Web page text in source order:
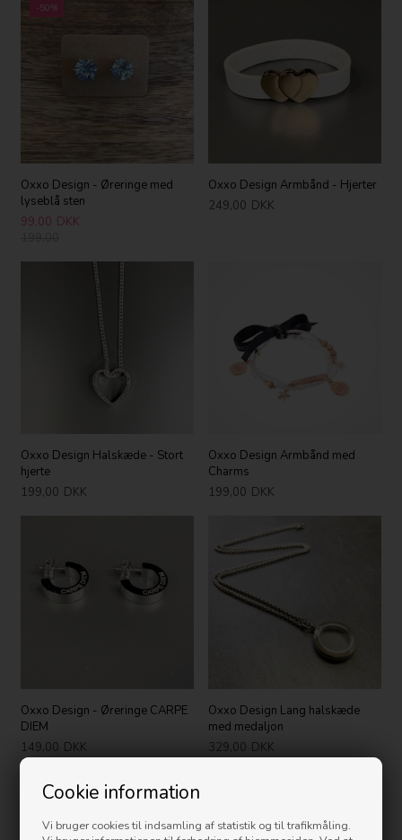
Cookie information
Vi bruger cookies til indsamling af statistik og til trafikmåling.
-50%
Oxxo Design - Øreringe med
lyseblå sten
99,00 DKK
Oxxo Design Armbånd - Hjerter
249,00 DKK
Oxxo Design Halskæde - Stort
hjerte
199,00 DKK
Oxxo Design Armbånd med
Charms
199,00 DKK
Oxxo Design - Øreringe CARPE
DIEM
149,00 DKK
Oxxo Design Lang halskæde
med medaljon
329,00 DKK